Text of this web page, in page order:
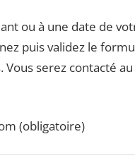
ou à une date de
puis validez le
Vous serez contacté
(obligatoire)